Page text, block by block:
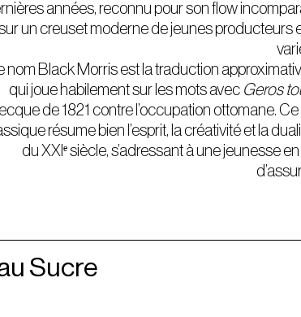
années, reconnu pour son flow
un creuset moderne de jeunes producteurs
nom Black Morris est la traduction
qui joue habilement sur les mots avec Geros
de 1821 contre l’occupation ottomane.
résume bien l’esprit, la créativité et la
du XXIᵉ siècle, s’adressant à une jeunesse
Sucre